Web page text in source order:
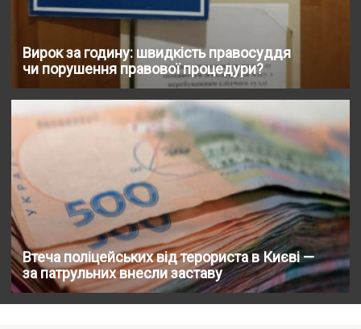
Вирок за годину: швидкість правосуддя
чи порушення правової процедури?
Втеча поліцейських від терориста в Києві —
за патрульних внесли заставу